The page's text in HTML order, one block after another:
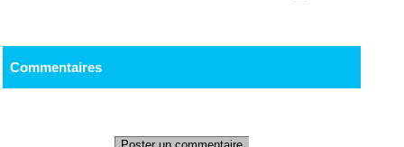
Commentaires